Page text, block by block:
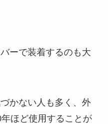
ーで装着するのも大
かない人も多く、外
ほど使用することが